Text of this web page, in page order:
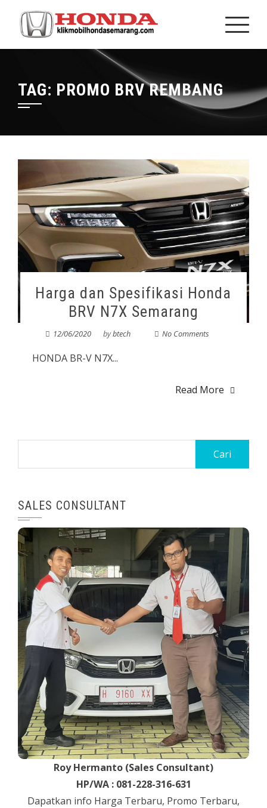
TAG: PROMO BRV REMBANG
Harga dan Spesifikasi Honda
BRV N7X Semarang
12/06/2020 bybtech No Comments
HONDA BR-V N7X...
Read More
SALES CONSULTANT
Roy Hermanto (Sales Consultant)
HP/WA : 081-228-316-631
Dapatkan info Harga Terbaru, Promo Terbaru,